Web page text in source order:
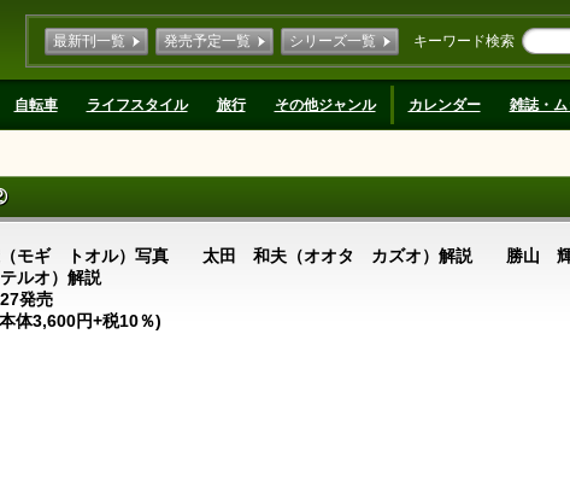
キーワード検索
最新刊一覧 発売予定一覧 シリーズ一覧
自転車 ライフスタイル 旅行 その他ジャンル カレンダー 雑誌・ム
モギ トオル）写真 太田 和夫（オオタ カズオ）解説 勝山 輝
ルオ）解説
発売
体3,600円+税10％)